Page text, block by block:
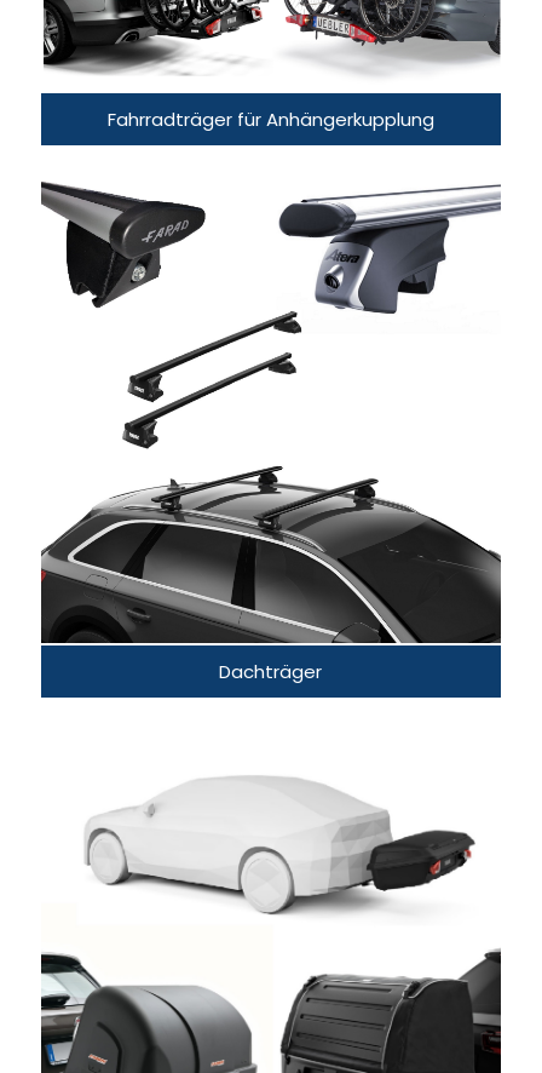
Fahrradträger für Anhängerkupplung
Dachträger